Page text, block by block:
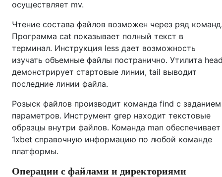
осуществляет mv.
Чтение состава файлов возможен через ряд
Программа cat показывает полный текст в
терминал. Инструкция less дает возможность
изучать объемные файлы постранично. Утилита
демонстрирует стартовые линии, tail выводит
последние линии файла.
Розыск файлов производит команда find с заданием
параметров. Инструмент grep находит текстовые
образцы внутри файлов. Команда man обеспечивает
1xbet справочную информацию по любой команде
платформы.
Операции с файлами и директориями